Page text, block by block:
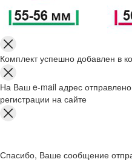
Комплект успешно добавлен в
На Ваш e-mail адрес
регистрации на сайте
Спасибо, Ваше сообщение